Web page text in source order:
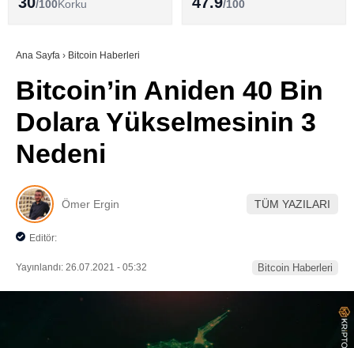
Youtube
TikTok
SÖZLÜK
/100Korku /100
Ana Sayfa › Bitcoin Haberleri
Bitcoin’in Aniden 40 Bin
Dolara Yükselmesinin 3
Nedeni
Ömer Ergin TÜM YAZILARI
Editör:
Yayınlandı: 26.07.2021 - 05:32 Bitcoin Haberleri